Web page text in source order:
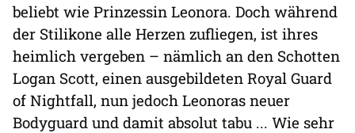
beliebt wie Prinzessin Leonora. Doch während
der Stilikone alle Herzen zufliegen, ist ihres
heimlich vergeben – nämlich an den Schotten
Logan Scott, einen ausgebildeten Royal Guard
of Nightfall, nun jedoch Leonoras neuer
Bodyguard und damit absolut tabu ... Wie sehr